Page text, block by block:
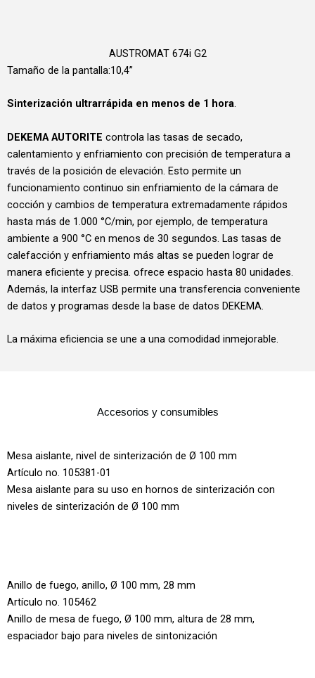
AUSTROMAT 674i G2
Tamaño de la pantalla:10,4”
Sinterización ultrarrápida en menos de 1 hora.
DEKEMA AUTORITE controla las tasas de secado,
calentamiento y enfriamiento con precisión de temperatura a
través de la posición de elevación. Esto permite un
funcionamiento continuo sin enfriamiento de la cámara de
cocción y cambios de temperatura extremadamente rápidos
hasta más de 1.000 °C/min, por ejemplo, de temperatura
ambiente a 900 °C en menos de 30 segundos. Las tasas de
calefacción y enfriamiento más altas se pueden lograr de
manera eficiente y precisa. ofrece espacio hasta 80 unidades.
Además, la interfaz USB permite una transferencia conveniente
de datos y programas desde la base de datos DEKEMA.
La máxima eficiencia se une a una comodidad inmejorable.
Accesorios y consumibles
Mesa aislante, nivel de sinterización de Ø 100 mm
Artículo no. 105381-01
Mesa aislante para su uso en hornos de sinterización con
niveles de sinterización de Ø 100 mm
Anillo de fuego, anillo, Ø 100 mm, 28 mm
Artículo no. 105462
Anillo de mesa de fuego, Ø 100 mm, altura de 28 mm,
espaciador bajo para niveles de sintonización